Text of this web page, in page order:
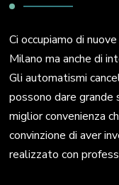
Ci occupiamo di
Milano ma anche di
Gli automatismi
possono dare
miglior convenienza
convinzione di aver
realizzato con